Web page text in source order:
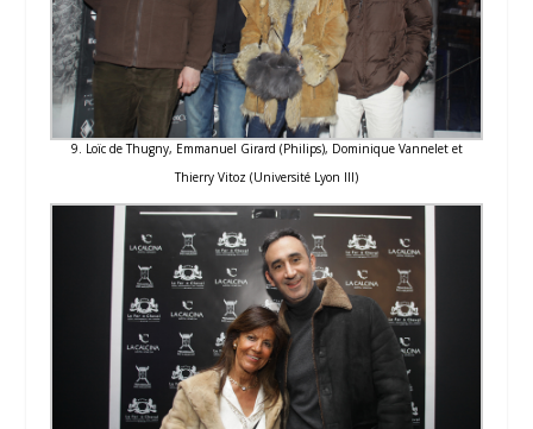
9. Loïc de Thugny, Emmanuel Girard (Philips), Dominique Vannelet et
Thierry Vitoz (Université Lyon III)